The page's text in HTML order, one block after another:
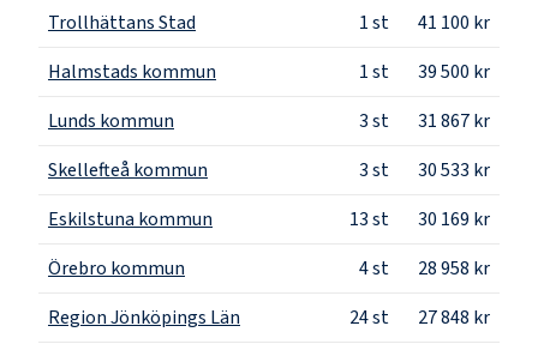
Trollhättans Stad 1st
41 100 kr
Halmstads kommun
1st
39 500 kr
Lunds kommun
3st
31 867 kr
Skellefteå kommun
3st
30 533 kr
Eskilstuna kommun
13st
30 169 kr
Örebro kommun
4st
28 958 kr
Region Jönköpings Län
24st
27 848 kr